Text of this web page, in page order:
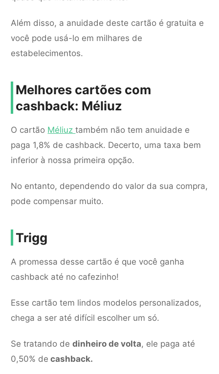
Além disso, a anuidade deste cartão é gratuita e
você pode usá-lo em milhares de
estabelecimentos.
Melhores cartões com
cashback: Méliuz
O cartão Méliuztambém não tem anuidade e
paga 1,8% de cashback. Decerto, uma taxa bem
inferior à nossa primeira opção.
No entanto, dependendo do valor da sua compra,
pode compensar muito.
Trigg
A promessa desse cartão é que você ganha
cashback até no cafezinho!
Esse cartão tem lindos modelos personalizados,
chega a ser até difícil escolher um só.
Se tratando dedinheiro de volta, ele paga até
0,50% de cashback.